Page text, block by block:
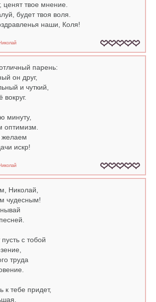
ценят твое мнение.
будет твоя воля.
наши, Коля!
парень:
он друг,
и чуткий,
вокруг.
минуту,
оптимизм.
искр!
Николай,
чудесным!
с тобой
труда
к тебе придет,